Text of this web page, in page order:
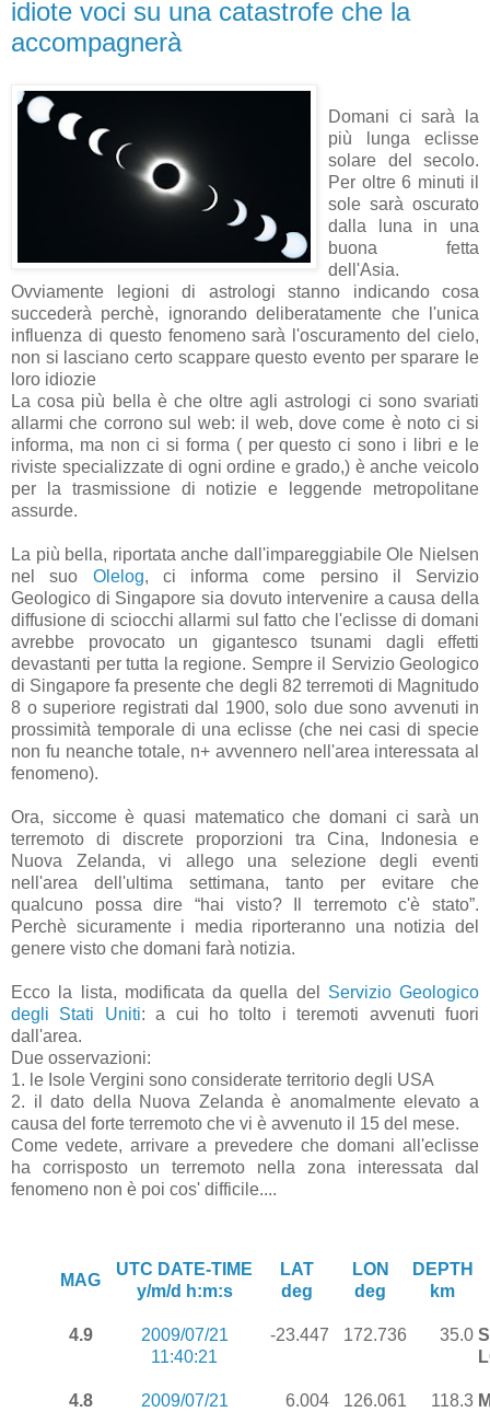
idiote voci su una catastrofe che la
accompagnerà
Domani ci sarà la
più lunga eclisse
solare del secolo.
Per oltre 6 minuti il
sole sarà oscurato
dalla luna in una
buona fetta
dell'Asia.
Ovviamente legioni di astrologi stanno indicando cosa
succederà perchè, ignorando deliberatamente che l'unica
influenza di questo fenomeno sarà l'oscuramento del cielo,
non si lasciano certo scappare questo evento per sparare le
loro idiozie
La cosa più bella è che oltre agli astrologi ci sono svariati
allarmi che corrono sul web: il web, dove come è noto ci si
informa, ma non ci si forma ( per questo ci sono i libri e le
riviste specializzate di ogni ordine e grado,) è anche veicolo
per la trasmissione di notizie e leggende metropolitane
assurde.
La più bella, riportata anche dall'impareggiabile Ole Nielsen
nel suo Olelog, ci informa come persino il Servizio
Geologico di Singapore sia dovuto intervenire a causa della
diffusione di sciocchi allarmi sul fatto che l'eclisse di domani
avrebbe provocato un gigantesco tsunami dagli effetti
devastanti per tutta la regione. Sempre il Servizio Geologico
di Singapore fa presente che degli 82 terremoti di Magnitudo
8 o superiore registrati dal 1900, solo due sono avvenuti in
prossimità temporale di una eclisse (che nei casi di specie
non fu neanche totale, n+ avvennero nell'area interessata al
fenomeno).
Ora, siccome è quasi matematico che domani ci sarà un
terremoto di discrete proporzioni tra Cina, Indonesia e
Nuova Zelanda, vi allego una selezione degli eventi
nell'area dell'ultima settimana, tanto per evitare che
qualcuno possa dire “hai visto? Il terremoto c'è stato”.
Perchè sicuramente i media riporteranno una notizia del
genere visto che domani farà notizia.
Ecco la lista, modificata da quella del Servizio Geologico
degli Stati Uniti: a cui ho tolto i teremoti avvenuti fuori
dall'area.
Due osservazioni:
1. le Isole Vergini sono considerate territorio degli USA
2. il dato della Nuova Zelanda è anomalmente elevato a
causa del forte terremoto che vi è avvenuto il 15 del mese.
Come vedete, arrivare a prevedere che domani all'eclisse
ha corrisposto un terremoto nella zona interessata dal
fenomeno non è poi cos' difficile....
MAG
UTC DATE-TIME
y/m/d h:m:s
LAT
deg
LON
deg
DEPTH
km
4.9
2009/07/21
11:40:21
-23.447 172.736 35.0
4.8
2009/07/21
6.004 126.061 118.3